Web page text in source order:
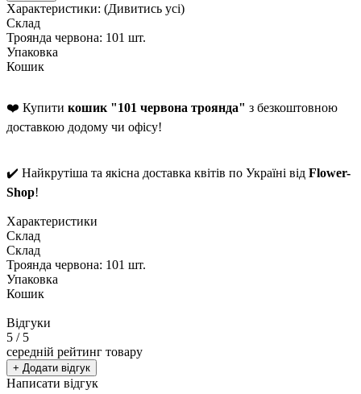
Характеристики: (Дивитись усі)
Склад
Троянда червона: 101 шт.
Упаковка
Кошик
❤️ Купити кошик "101 червона троянда" з безкоштовною
доставкою додому чи офісу!
✔️ Найкрутіша та якісна доставка квітів по Україні від Flower-
Shop!
Характеристики
Склад
Склад
Троянда червона: 101 шт.
Упаковка
Кошик
Відгуки
5 / 5
середній рейтинг товару
+ Додати відгук
Написати відгук